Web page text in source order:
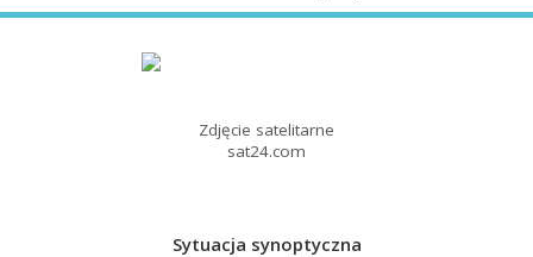
Zdjęcie satelitarne
sat24.com
Sytuacja synoptyczna